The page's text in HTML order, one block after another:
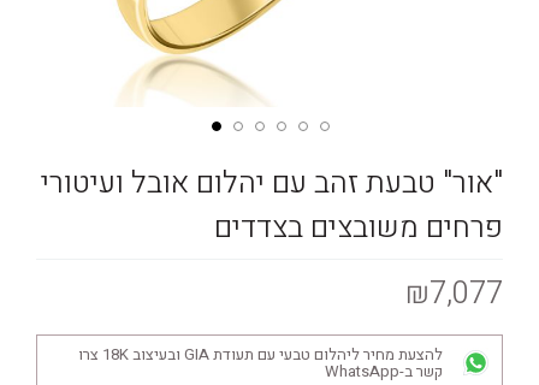
"אור" טבעת זהב עם יהלום אובל ועיטורי
פרחים משובצים בצדדים
₪7,077
להצעת מחיר ליהלום טבעי עם תעודת GIA ובעיצוב 18K צרו
קשר ב-WhatsApp